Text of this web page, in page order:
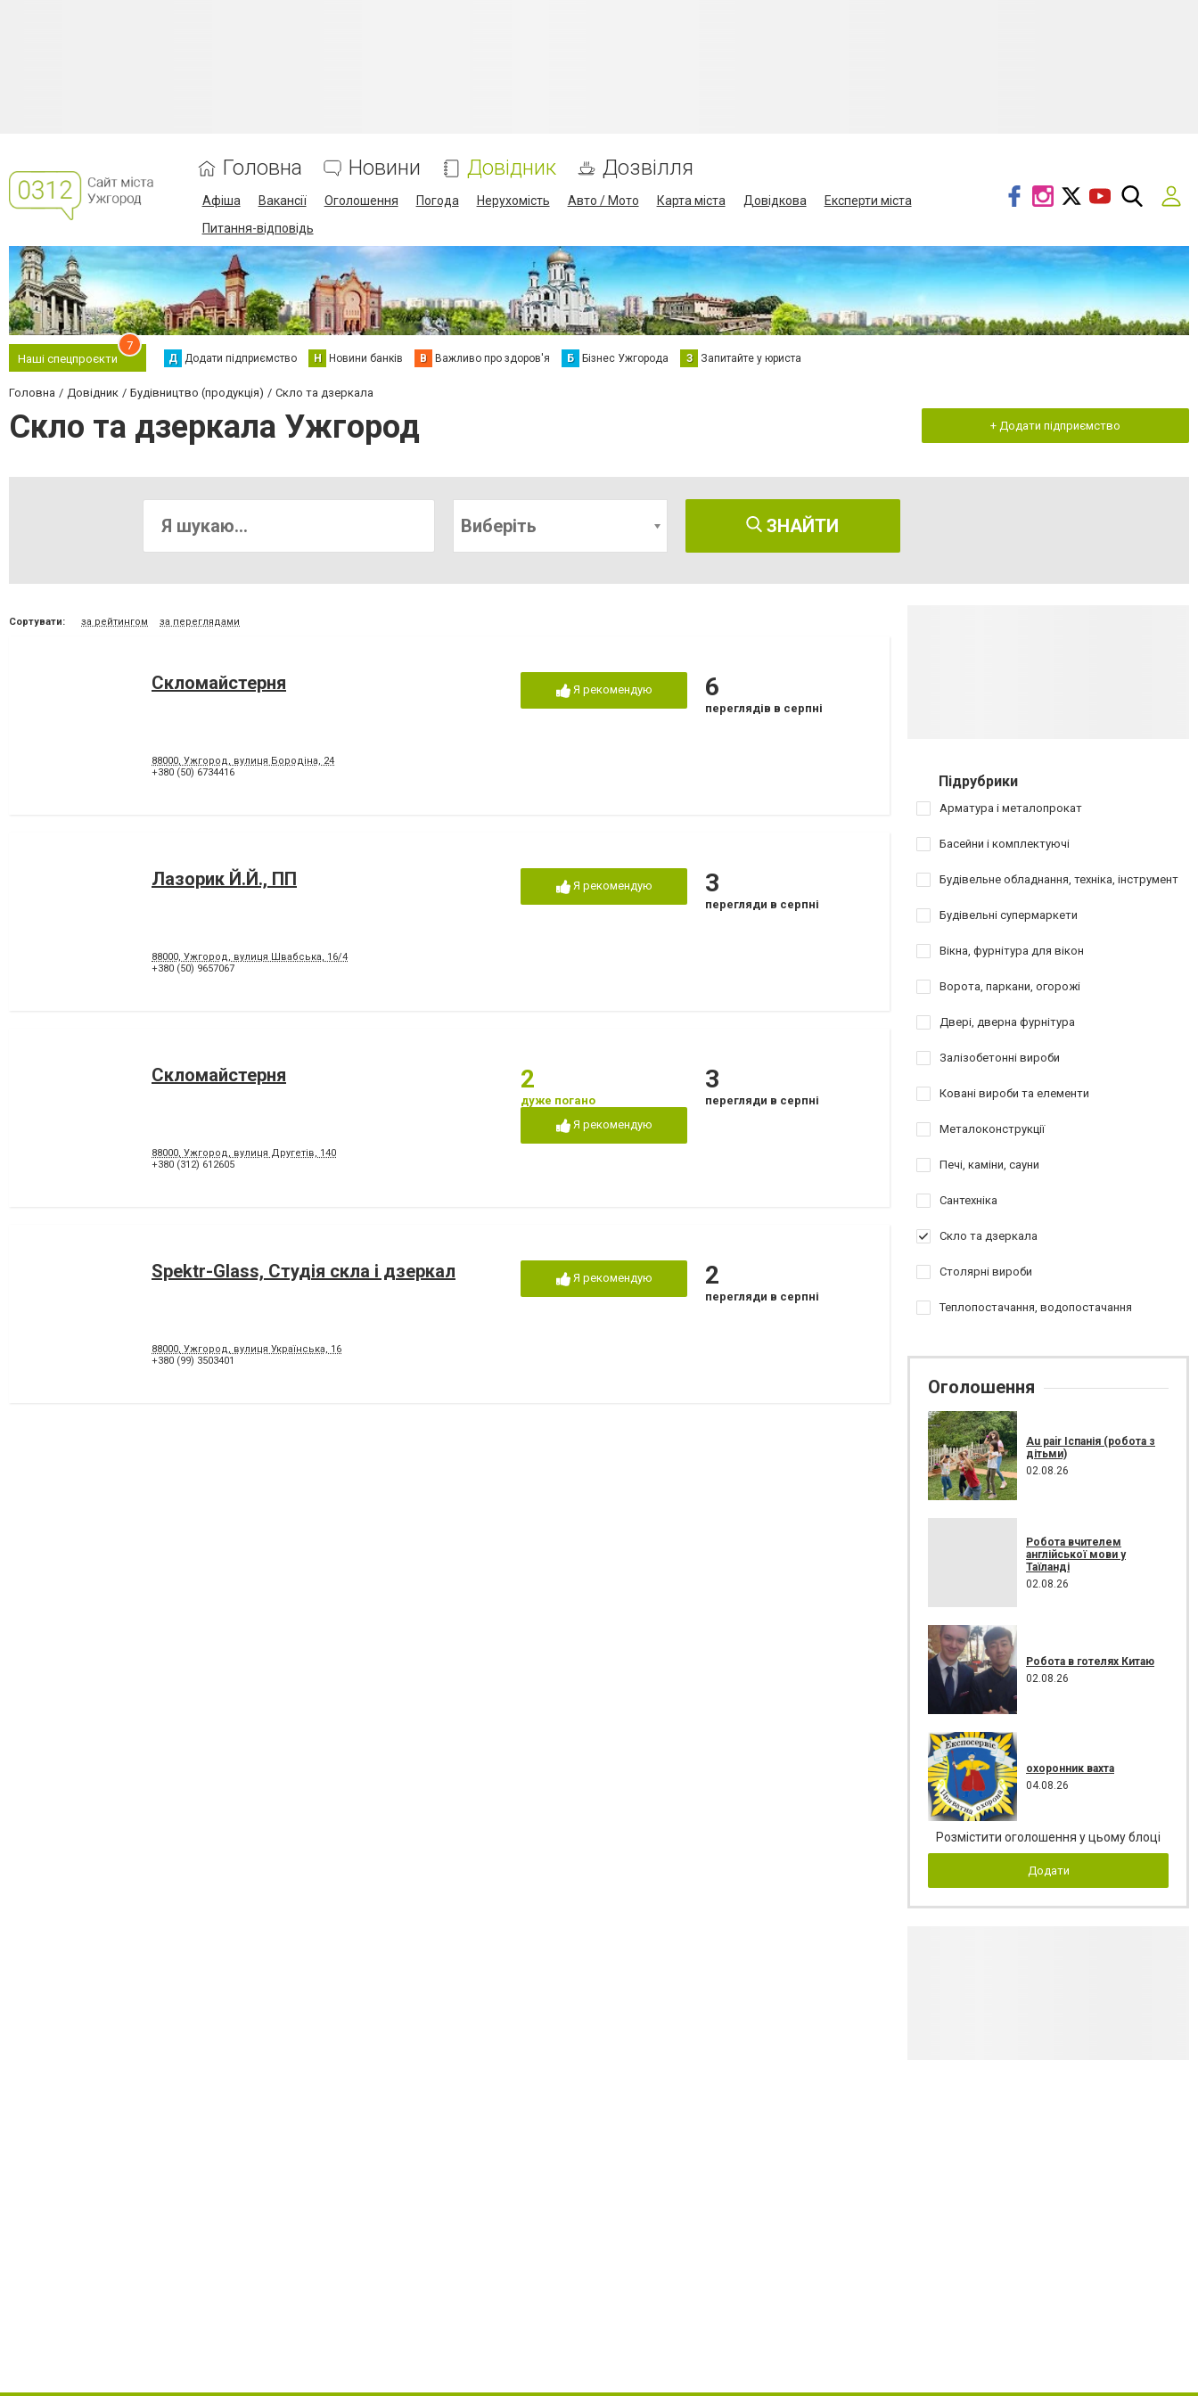
Головна Новини Довідник Дозвілля
Афіша Вакансії Оголошення Погода Нерухомість Авто / Мото Карта міста Довідкова
Експерти міста
Питання-відповідь
Наші спецпроєкти
7
Д Додати підприємство Н Новини банків В Важливо про здоров'я Б Бізнес Ужгорода З Запитайте у юриста
Головна Довідник Будівництво (продукція) Скло та дзеркала
Скло та дзеркала Ужгород + Додати підприємство
Виберіть ЗНАЙТИ
Сортувати: за рейтингом за переглядами
Скломайстерня
88000, Ужгород, вулиця Бородіна, 24
+380 (50) 6734416
Я рекомендую 6
переглядів в серпні
Лазорик Й.Й., ПП
88000, Ужгород, вулиця Швабська, 16/4
+380 (50) 9657067
Я рекомендую 3
перегляди в серпні
Скломайстерня
88000, Ужгород, вулиця Другетів, 140
+380 (312) 612605
2
дуже погано
Я рекомендую
3
перегляди в серпні
Spektr-Glass, Студія скла і дзеркал
88000, Ужгород, вулиця Українська, 16
+380 (99) 3503401
Я рекомендую 2
перегляди в серпні
Підрубрики
Арматура і металопрокат
Басейни і комплектуючі
Будівельне обладнання, техніка, інструмент
Будівельні супермаркети
Вікна, фурнітура для вікон
Ворота, паркани, огорожі
Двері, дверна фурнітура
Залізобетонні вироби
Ковані вироби та елементи
Металоконструкції
Печі, каміни, сауни
Сантехніка
Скло та дзеркала
Столярні вироби
Теплопостачання, водопостачання
Оголошення
Au pair Іспанія (робота з
дітьми)
02.08.26
Робота вчителем
англійської мови у
Таїланді
02.08.26
Робота в готелях Китаю
02.08.26
охоронник вахта
04.08.26
Розмістити оголошення у цьому блоці
Додати